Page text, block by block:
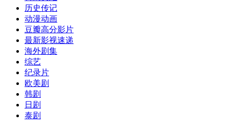
历史传记
动漫动画
豆瓣高分影片
最新影视速递
海外剧集
综艺
纪录片
欧美剧
韩剧
日剧
泰剧